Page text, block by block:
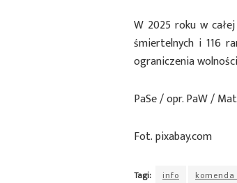
W 2025 roku w
śmiertelnych i 116
ograniczenia
PaSe / opr. PaW /
Fot. pixabay.com
Tagi: info